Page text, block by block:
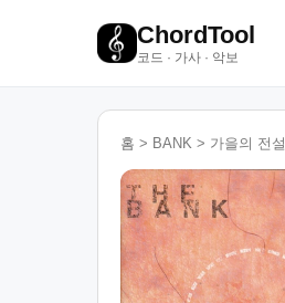
ChordTool
코드 · 가사 · 악보
홈 > BANK > 가을의 전설